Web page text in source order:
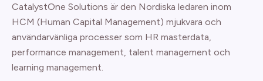
CatalystOne Solutions är den Nordiska ledaren inom
HCM (Human Capital Management) mjukvara och
användarvänliga processer som HR masterdata,
performance management, talent management och
learning management.